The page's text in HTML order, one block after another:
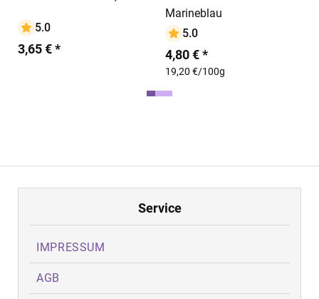
5.0
3,65 € *
Marineblau
5.0
4,80 € *
19,20 €/100g
Service
IMPRESSUM
AGB